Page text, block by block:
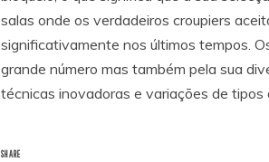
salas onde os verdadeiros croupiers
significativamente nos últimos tempos.
grande número mas também pela sua
técnicas inovadoras e variações de tipos
SHARE